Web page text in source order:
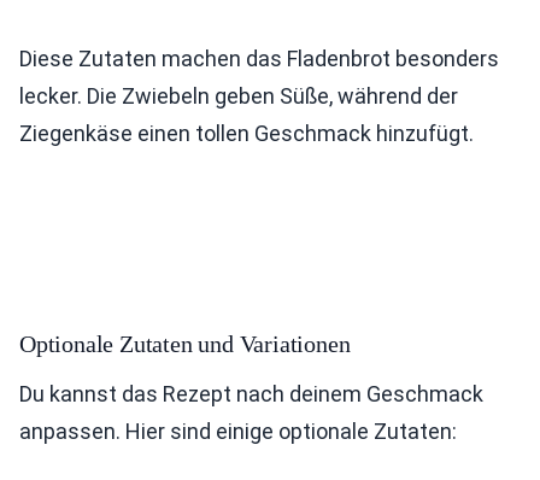
Diese Zutaten machen das Fladenbrot besonders
lecker. Die Zwiebeln geben Süße, während der
Ziegenkäse einen tollen Geschmack hinzufügt.
Optionale Zutaten und Variationen
Du kannst das Rezept nach deinem Geschmack
anpassen. Hier sind einige optionale Zutaten: